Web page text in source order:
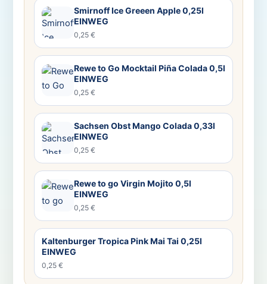
Smirnoff Ice Greeen Apple 0,25l
EINWEG
0,25 €
Rewe to Go Mocktail Piña Colada 0,5l
EINWEG
0,25 €
Sachsen Obst Mango Colada 0,33l
EINWEG
0,25 €
Rewe to go Virgin Mojito 0,5l
EINWEG
0,25 €
Kaltenburger Tropica Pink Mai Tai 0,25l
EINWEG
0,25 €